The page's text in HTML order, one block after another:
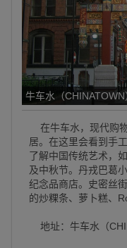
牛车水（CHINATOWN
在牛车水，现代购
居。在这里会看到手
了解中国传统艺术，
及中秋节。丹戎巴葛
纪念品商店。史密丝
的炒粿条、萝卜糕、
地址：牛车水（